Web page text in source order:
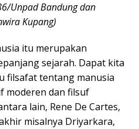
Unpad Bandung dan
Kupang)
itu merupakan
sejarah. Dapat kita
filsafat tentang manusia
moderen dan filsuf
lain, Rene De Cartes,
misalnya Driyarkara,